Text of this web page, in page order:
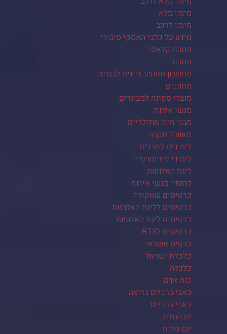
מימון מלא
מימון לרכב
מידע על כלבי האסקי סיבירי
מטבח קלאסי
מטבח
מחשבון ממוצע ציונים לבגרות
מחוננים
מוצרי ספיגה למבוגרים
מגשי אירוח
מבני חווה מודולריים
מאוורר תקרה
לימודים לחרדים
לימודי פיזיותרפיה
ליגת האלופות
להזמין מגשי אירוח
כרטיסים שאקירה
כרטיסים לליגת האלופות
כרטיסים ליגת האלופות
כרטיסים לBTS
כרטיס אשראי
כלכלת ישראל
כלכלה
כוח אדם
כאבי ברכיים בריצה
כאבי ברכיים
ים המלח
יום פתוח